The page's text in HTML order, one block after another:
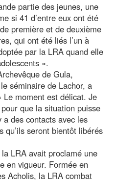
partie des jeunes, une
si 41 d’entre eux ont été
première et de deuxième
qui ont été liés l’un à
par la LRA quand elle
».
de Gula,
séminaire de Lachor, a
Le moment est délicat. Je
que la situation puisse
des contacts avec les
seront bientôt libérés
LRA avait proclamé une
en vigueur. Formée en
Acholis, la LRA combat